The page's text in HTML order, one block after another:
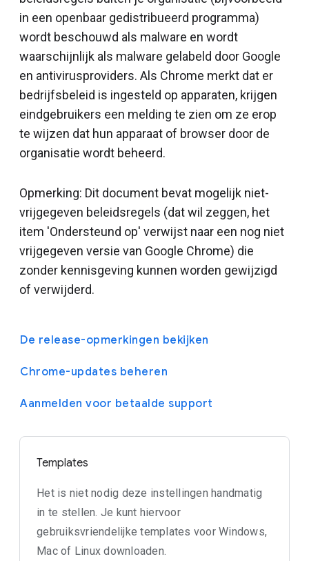
in een openbaar gedistribueerd programma)
wordt beschouwd als malware en wordt
waarschijnlijk als malware gelabeld door Google
en antivirusproviders. Als Chrome merkt dat er
bedrijfsbeleid is ingesteld op apparaten, krijgen
eindgebruikers een melding te zien om ze erop
te wijzen dat hun apparaat of browser door de
organisatie wordt beheerd.
Opmerking: Dit document bevat mogelijk niet-
vrijgegeven beleidsregels (dat wil zeggen, het
item 'Ondersteund op' verwijst naar een nog niet
vrijgegeven versie van Google Chrome) die
zonder kennisgeving kunnen worden gewijzigd
of verwijderd.
De release-opmerkingen bekijken
Chrome-updates beheren
Aanmelden voor betaalde support
Templates
Het is niet nodig deze instellingen handmatig
in te stellen. Je kunt hiervoor
gebruiksvriendelijke templates voor Windows,
Mac of Linux downloaden.